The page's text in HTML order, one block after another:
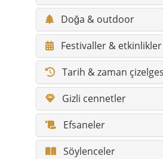
Doğa & outdoor
Festivaller & etkinlikler
Tarih & zaman
Gizli cennetler
Efsaneler
Söylenceler